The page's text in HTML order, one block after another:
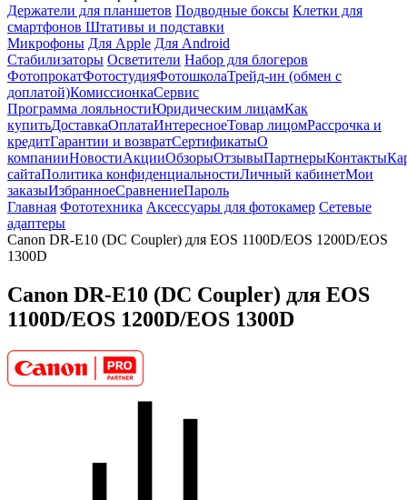
Держатели для планшетов Подводные боксы Клетки для
смартфонов Штативы и подставки
Микрофоны Для Apple Для Android
Стабилизаторы Осветители Набор для блогеров
ФотопрокатФотостудияФотошколаТрейд-ин (обмен с
доплатой)КомиссионкаСервис
Программа лояльностиЮридическим лицамКак
купитьДоставкаОплатаИнтересноеТовар лицомРассрочка и
кредитГарантии и возвратСертификатыО
компанииНовостиАкцииОбзорыОтзывыПартнерыКонтакты
сайтаПолитика конфиденциальностиЛичный кабинетМои
заказыИзбранноеСравнениеПароль
Главная Фототехника Аксессуары для фотокамер Сетевые
адаптеры
Canon DR-E10 (DC Coupler) для EOS 1100D/EOS 1200D/EOS
1300D
Canon DR-E10 (DC Coupler) для EOS
1100D/EOS 1200D/EOS 1300D